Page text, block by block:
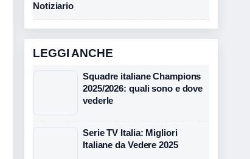
Notiziario
LEGGI ANCHE
Squadre italiane Champions
2025/2026: quali sono e dove
vederle
Serie TV Italia: Migliori
Italiane da Vedere 2025